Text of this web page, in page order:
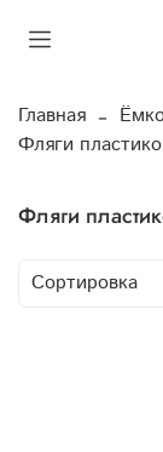
Главная
Фляги
Фляги